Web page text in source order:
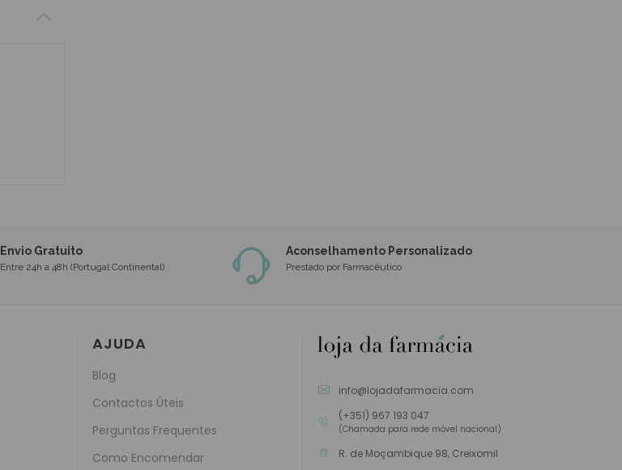
Envio Gratuito
Entre 24h a 48h (Portugal Continental)
Aconselhamento Personalizado
Prestado por Farmacêutico
AJUDA
Blog
Contactos Úteis
Perguntas Frequentes
Como Encomendar
info@lojadafarmacia.com
(+351) 967 193 047
(Chamada para rede móvel nacional)
R. de Moçambique 98, Creixomil